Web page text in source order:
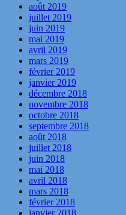
août 2019
juillet 2019
juin 2019
mai 2019
avril 2019
mars 2019
février 2019
janvier 2019
décembre 2018
novembre 2018
octobre 2018
septembre 2018
août 2018
juillet 2018
juin 2018
mai 2018
avril 2018
mars 2018
février 2018
janvier 2018